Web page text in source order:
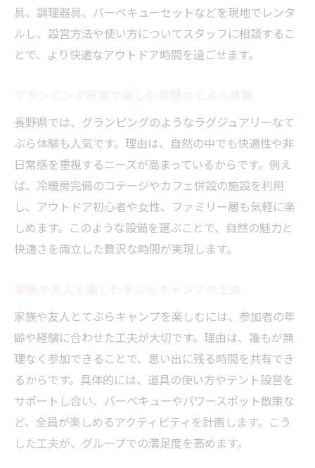
具、調理器具、バーベキューセットなどを現地でレンタ
ルし、設営方法や使い方についてスタッフに相談するこ
とで、より快適なアウトドア時間を過ごせます。
長野県では、グランピングのようなラグジュアリーなて
ぶら体験も人気です。理由は、自然の中でも快適性や非
日常感を重視するニーズが高まっているからです。例え
ば、冷暖房完備のコテージやカフェ併設の施設を利用
し、アウトドア初心者や女性、ファミリー層も気軽に楽
しめます。このような設備を選ぶことで、自然の魅力と
快適さを両立した贅沢な時間が実現します。
家族や友人とてぶらキャンプを楽しむには、参加者の年
齢や経験に合わせた工夫が大切です。理由は、誰もが無
理なく参加できることで、思い出に残る時間を共有でき
るからです。具体的には、道具の使い方やテント設営を
サポートし合い、バーベキューやパワースポット散策な
ど、全員が楽しめるアクティビティを計画します。こう
した工夫が、グループでの満足度を高めます。